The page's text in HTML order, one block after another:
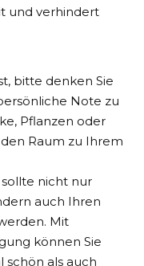
und verhindert
bitte denken Sie
Note zu
Pflanzen oder
Raum zu Ihrem
nicht nur
auch Ihren
Mit
können Sie
schön als auch